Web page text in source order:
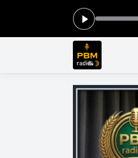
ahora: Hermosos himnos para